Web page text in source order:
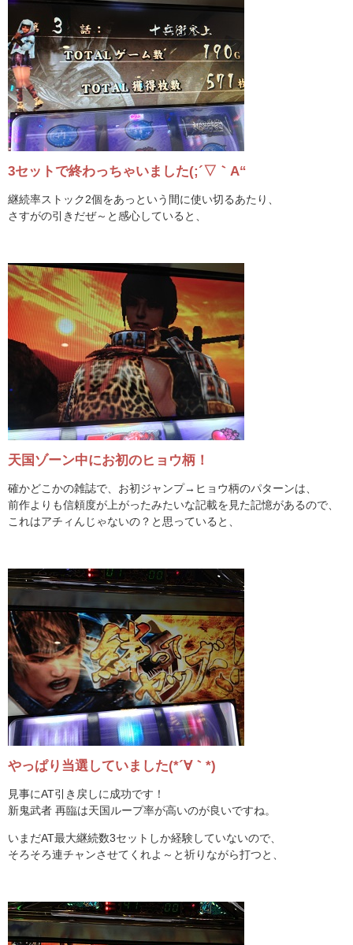
3セットで終わっちゃいました(;´▽｀A“
継続率ストック2個をあっという間に使い切るあたり、
さすがの引きだぜ～と感心していると、
天国ゾーン中にお初のヒョウ柄！
確かどこかの雑誌で、お初ジャンプ→ヒョウ柄のパターンは、
前作よりも信頼度が上がったみたいな記載を見た記憶があるので、
これはアチィんじゃないの？と思っていると、
やっぱり当選していました(*´∀｀*)
見事にAT引き戻しに成功です！
新鬼武者 再臨は天国ループ率が高いのが良いですね。
いまだAT最大継続数3セットしか経験していないので、
そろそろ連チャンさせてくれよ～と祈りながら打つと、